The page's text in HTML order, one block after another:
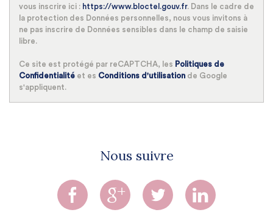
vous inscrire ici : https://www.bloctel.gouv.fr. Dans le cadre de
la protection des Données personnelles, nous vous invitons à
ne pas inscrire de Données sensibles dans le champ de saisie
libre.
Ce site est protégé par reCAPTCHA, les Politiques de
Confidentialité et es Conditions d'utilisation de Google
s'appliquent.
Nous suivre